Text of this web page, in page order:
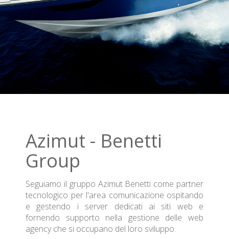
Azimut - Benetti
Group
Seguiamo il gruppo Azimut Benetti come partner
tecnologico per l'area comunicazione ospitando
e gestendo i server dedicati ai siti web e
fornendo supporto nella gestione delle web
agency che si occupano del loro sviluppo.